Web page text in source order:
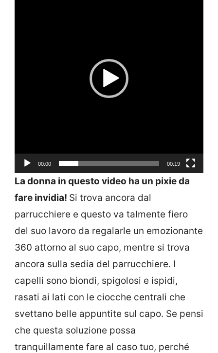
00:00 00:19
La donna in questo video ha un pixie da
fare invidia! Si trova ancora dal
parrucchiere e questo va talmente fiero
del suo lavoro da regalarle un emozionante
360 attorno al suo capo, mentre si trova
ancora sulla sedia del parrucchiere. I
capelli sono biondi, spigolosi e ispidi,
rasati ai lati con le ciocche centrali che
svettano belle appuntite sul capo. Se pensi
che questa soluzione possa
tranquillamente fare al caso tuo, perché